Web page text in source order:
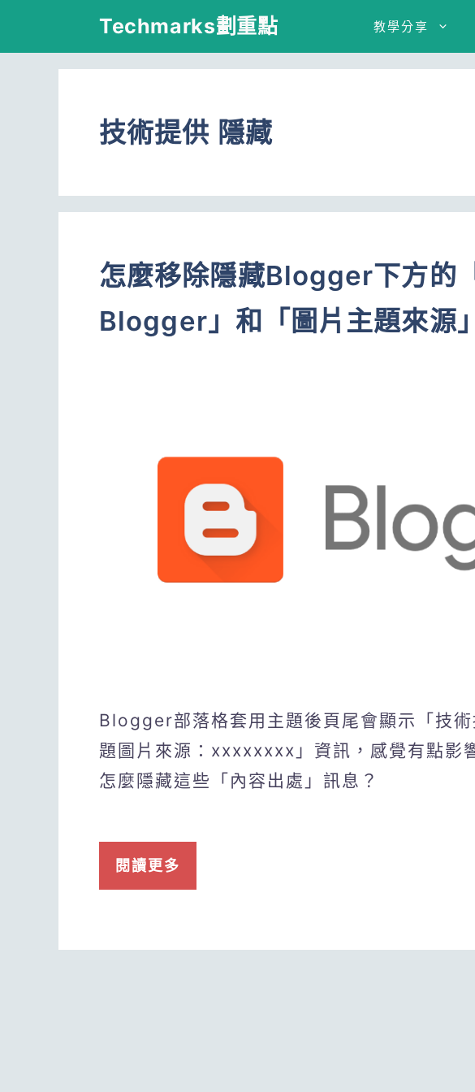
Techmarks劃重點 教學分享
技術提供 隱藏
怎麼移除隱藏Blogger下方的
Blogger」和「圖片主題來源
Blogger部落格套用主題後頁尾會顯示「技
題圖片來源：xxxxxxxx」資訊，感覺有點影
怎麼隱藏這些「內容出處」訊息？
閱讀更多